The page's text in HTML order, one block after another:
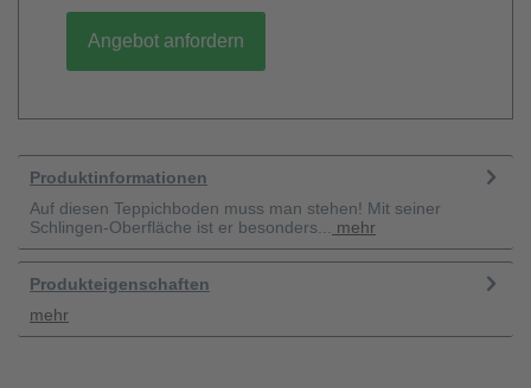
Angebot anfordern
Produktinformationen
Auf diesen Teppichboden muss man stehen! Mit seiner
Schlingen-Oberfläche ist er besonders...
mehr
Produkteigenschaften
mehr